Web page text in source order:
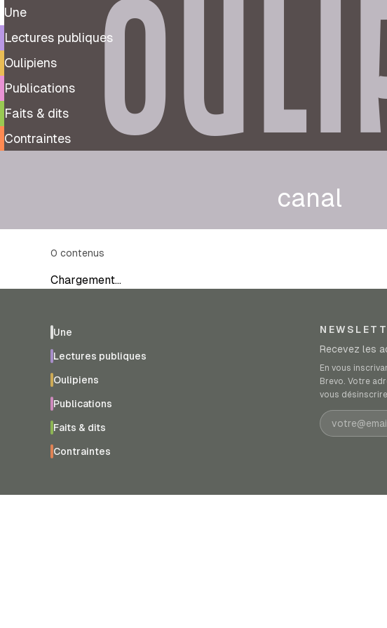
Une
Lectures publiques
Oulipiens
Publications
Faits & dits
Contraintes
canal
0 contenus
Chargement…
Une
Lectures publiques
Oulipiens
Publications
Faits & dits
Contraintes
Recevez les
En vous
Brevo. Votre
vous
Adresse e-